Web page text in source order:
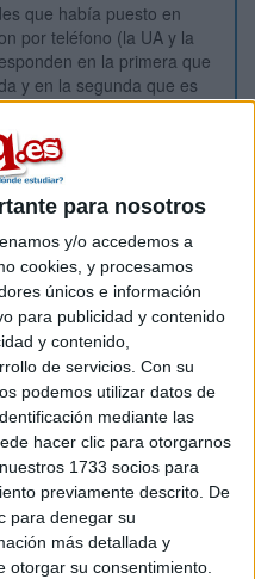
para nosotros
y/o accedemos a
cookies, y procesamos
únicos e información
para publicidad y contenido
y contenido,
de servicios. Con su
podemos utilizar datos de
mediante las
hacer clic para otorgarnos
1733 socios para
previamente descrito. De
para denegar su
más detallada y
otorgar su consentimiento.
que había puesto en
por teléfono (la UA y la
en la primera que
y en la segunda que es
en la asignación de
ha ocurrido. Ahora no
sé qué puedo hacer.